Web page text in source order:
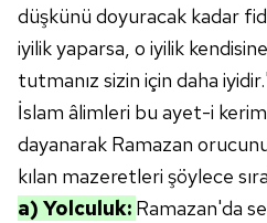
için Ayarlar butonuna
Metnimiziziyaret edebilirsiniz.
6698 sayılı Kişisel Verilerin
hazırlanmış Aydınlatma
ilgili mevzuata uygun olarak
almak için lütfentıklayınız.
düşkünü doyuracak kadar
iyilik yaparsa, o iyilik
tutmanız sizin için daha
İslam âlimleri bu ayet-i
dayanarak Ramazan
kılan mazeretleri şöylece
a) Yolculuk: Ramazan'da